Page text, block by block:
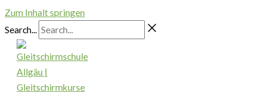
Zum Inhalt springen
Search...